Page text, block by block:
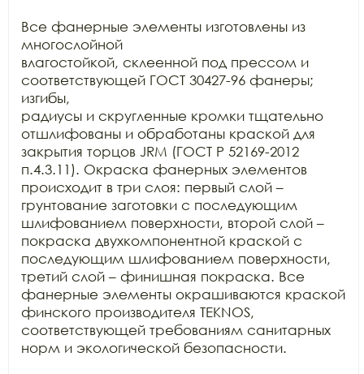
Все фанерные элементы изготовлены из
многослойной
влагостойкой, склеенной под прессом и
соответствующей ГОСТ 30427-96 фанеры;
изгибы,
радиусы и скругленные кромки тщательно
отшлифованы и обработаны краской для
закрытия торцов JRM (ГОСТ Р 52169-2012
п.4.3.11). Окраска фанерных элементов
происходит в три слоя: первый слой –
грунтование заготовки с последующим
шлифованием поверхности, второй слой –
покраска двухкомпонентной краской с
последующим шлифованием поверхности,
третий слой – финишная покраска. Все
фанерные элементы окрашиваются краской
финского производителя TEKNOS,
соответствующей требованиям санитарных
норм и экологической безопасности.